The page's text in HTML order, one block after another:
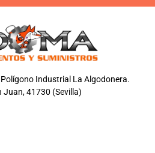
Industrial La Algodonera.
Juan, 41730 (Sevilla)